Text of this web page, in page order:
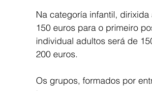
Na categoría infantil,
150 euros para o primeiro
individual adultos será de
200 euros.
Os grupos, formados por